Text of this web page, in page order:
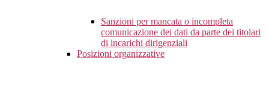
Sanzioni per mancata o incompleta
comunicazione dei dati da parte dei titolari
di incarichi dirigenziali
Posizioni organizzative